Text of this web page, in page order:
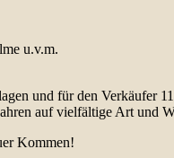
u.v.m.
und für den Verkäufer
auf vielfältige Art und
Kommen!